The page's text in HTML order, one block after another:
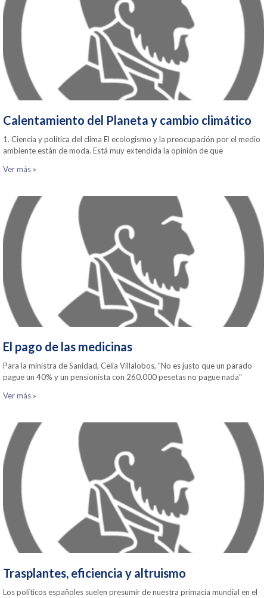
Calentamiento del Planeta y cambio climático
1. Ciencia y política del clima El ecologismo y la preocupación por el medio
ambiente están de moda. Está muy extendida la opinión de que
Ver más »
El pago de las medicinas
Para la ministra de Sanidad, Celia Villalobos, "No es justo que un parado
pague un 40% y un pensionista con 260.000 pesetas no pague nada"
Ver más »
Trasplantes, eficiencia y altruismo
Los políticos españoles suelen presumir de nuestra primacía mundial en el